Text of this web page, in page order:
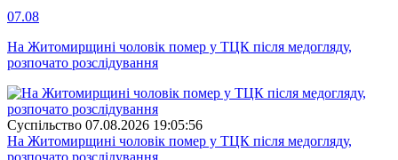
07.08
На Житомирщині чоловік помер у ТЦК після медогляду,
розпочато розслідування
Суспiльство 07.08.2026 19:05:56
На Житомирщині чоловік помер у ТЦК після медогляду,
розпочато розслідування